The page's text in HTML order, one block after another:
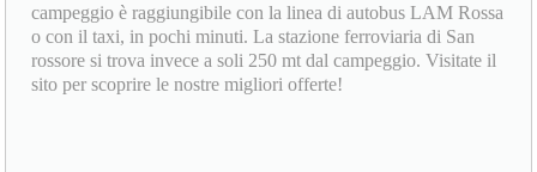
campeggio è raggiungibile con la linea di autobus LAM Rossa
o con il taxi, in pochi minuti. La stazione ferroviaria di San
rossore si trova invece a soli 250 mt dal campeggio. Visitate il
sito per scoprire le nostre migliori offerte!